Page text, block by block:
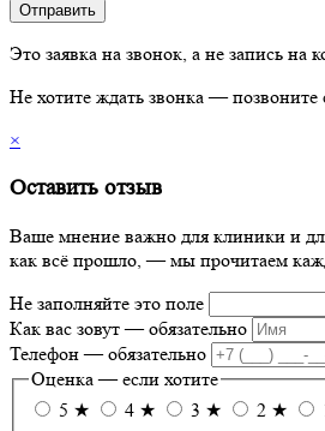
Отправить
Это заявка на звонок, а не запись на
Не хотите ждать звонка — позвоните
×
Оставить отзыв
Ваше мнение важно для клиники и
как всё прошло, — мы прочитаем
Не заполняйте это поле
Как вас зовут— обязательно
Телефон— обязательно
Оценка— если хотите
5 ★
4 ★ 3 ★ 2 ★